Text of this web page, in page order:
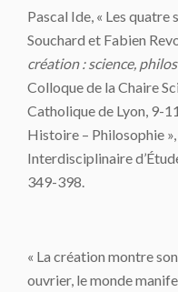
Pascal Ide, « Les quatre
Souchard et Fabien
création : science,
Colloque de la Chaire
Catholique de Lyon, 9-
Histoire – Philosophie
Interdisciplinaire
349-398.
« La création montre
ouvrier, le monde